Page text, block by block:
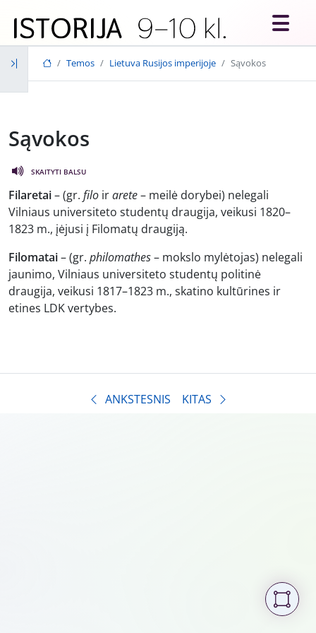
Temos Lietuva Rusijos imperijoje Sąvokos
Sąvokos
SKAITYTI BALSU
Filaretai– (gr. filo irarete– meilė dorybei) nelegali
Vilniaus universiteto studentų draugija, veikusi 1820–
1823 m., įėjusi į Filomatų draugiją.
Filomatai– (gr. philomathes– mokslo mylėtojas) nelegali
jaunimo, Vilniaus universiteto studentų politinė
draugija, veikusi 1817–1823 m., skatino kultūrines ir
etines LDK vertybes.
ANKSTESNIS KITAS